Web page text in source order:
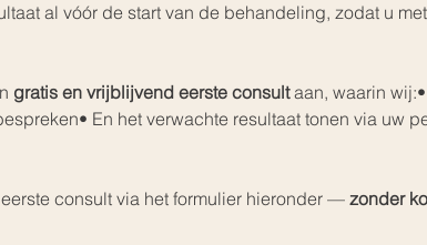
al vóór de start van de behandeling, zodat u
gratis en vrijblijvend eerste consult aan, waarin
En het verwachte resultaat tonen via uw
consult via het formulier hieronder — zonder